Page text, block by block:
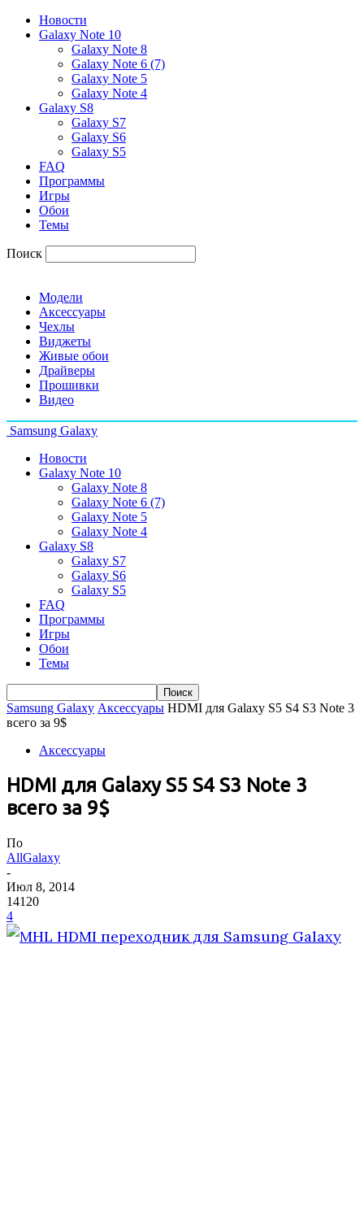
Новости
Galaxy Note 10
Galaxy Note 8
Galaxy Note 6 (7)
Galaxy Note 5
Galaxy Note 4
Galaxy S8
Galaxy S7
Galaxy S6
Galaxy S5
FAQ
Программы
Игры
Обои
Темы
Поиск
Модели
Аксессуары
Чехлы
Виджеты
Живые обои
Драйверы
Прошивки
Видео
Samsung Galaxy
Новости
Galaxy Note 10
Galaxy Note 8
Galaxy Note 6 (7)
Galaxy Note 5
Galaxy Note 4
Galaxy S8
Galaxy S7
Galaxy S6
Galaxy S5
FAQ
Программы
Игры
Обои
Темы
Samsung Galaxy Аксессуары HDMI для Galaxy S5 S4 S3 Note 3
всего за 9$
Аксессуары
HDMI для Galaxy S5 S4 S3 Note 3
всего за 9$
По
AllGalaxy
-
Июл 8, 2014
14120
4